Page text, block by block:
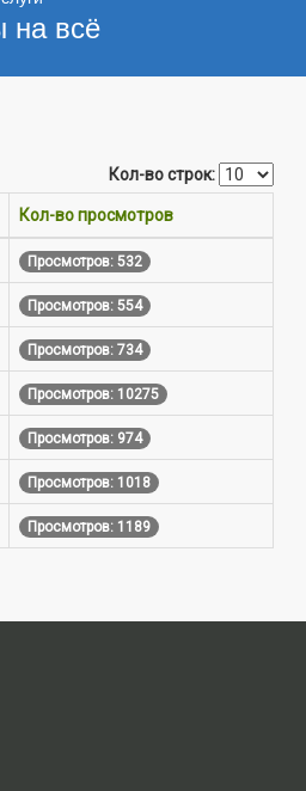
всё
Кол-во строк:
Кол-во просмотров
Просмотров: 532
Просмотров: 554
Просмотров: 734
Просмотров: 10275
Просмотров: 974
Просмотров: 1018
Просмотров: 1189